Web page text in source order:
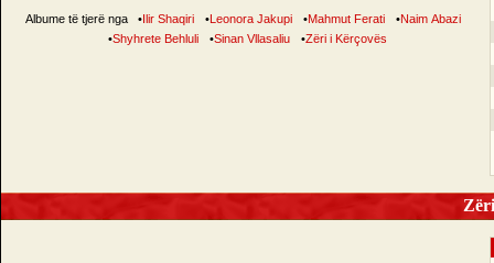
Albume të tjerë nga •Ilir Shaqiri •Leonora Jakupi •Mahmut Ferati •Naim Abazi
•Shyhrete Behluli •Sinan Vllasaliu •Zëri i Kërçovës